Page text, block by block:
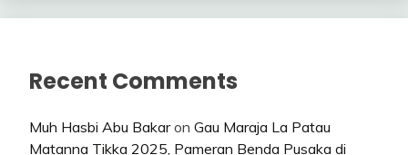
Recent Comments
Muh Hasbi Abu Bakaron Gau Maraja La Patau
Matanna Tikka 2025, Pameran Benda Pusaka di